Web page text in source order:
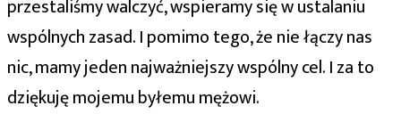
przestaliśmy walczyć, wspieramy się w ustalaniu
wspólnych zasad. I pomimo tego, że nie łączy nas
nic, mamy jeden najważniejszy wspólny cel. I za to
dziękuję mojemu byłemu mężowi.